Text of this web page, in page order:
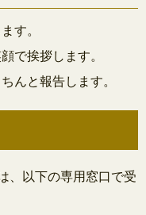
す。
で挨拶します。
んと報告します。
、以下の専用窓口で受